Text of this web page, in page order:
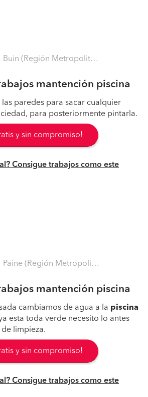
Buin (Región Metropolitana - Maipo)
mantención piscina
paredes para sacar cualquier
para posteriormente pintarla.
y sin compromiso!
Consigue trabajos como este
Paine (Región Metropolitana - Maipo)
mantención piscina
cambiamos de agua a la piscina
esta toda verde necesito lo antes
limpieza.
y sin compromiso!
Consigue trabajos como este